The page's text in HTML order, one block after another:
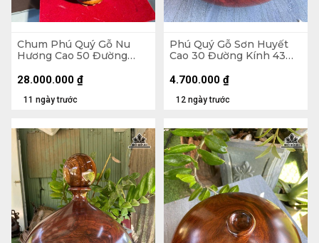
Chum Phú Quý Gỗ Nu
Hương Cao 50 Đường
11 ngày trước
28.000.000 ₫
Phú Quý Gỗ Sơn Huyết
Cao 30 Đường Kính 43
12 ngày trước
4.700.000 ₫